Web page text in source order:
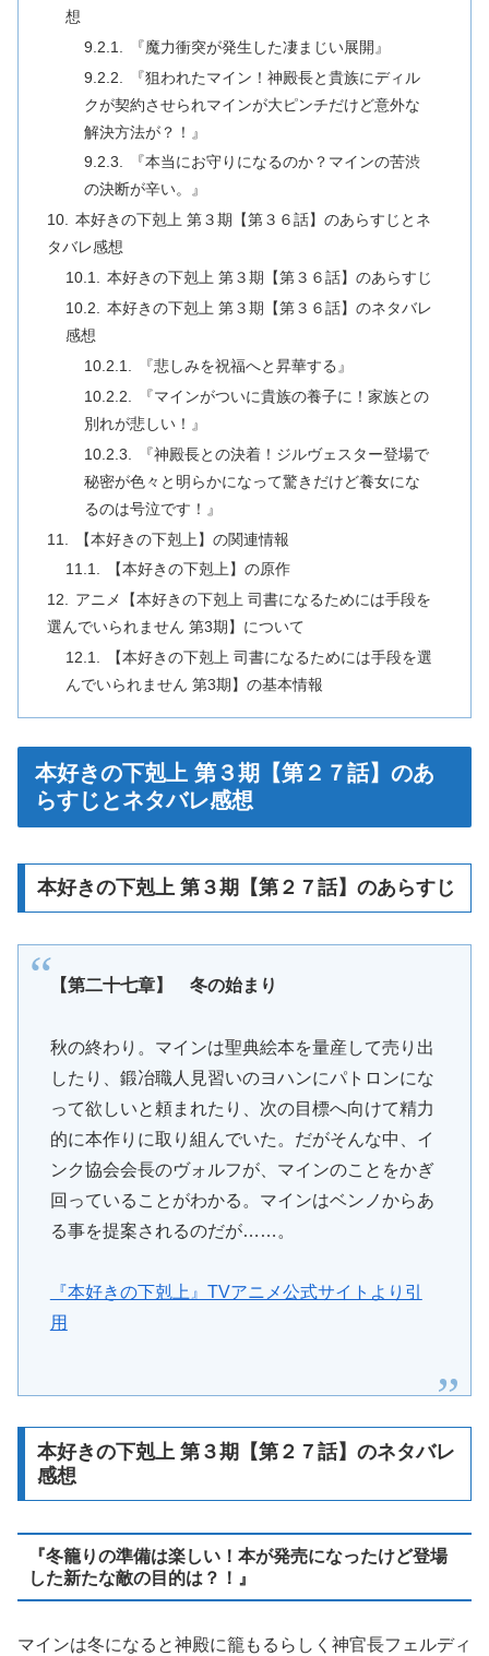
想
『魔力衝突が発生した凄まじい展開』
『狙われたマイン！神殿長と貴族にディル
クが契約させられマインが大ピンチだけど意外な
解決方法が？！』
『本当にお守りになるのか？マインの苦渋
の決断が辛い。』
本好きの下剋上 第３期【第３６話】のあらすじとネ
タバレ感想
本好きの下剋上 第３期【第３６話】のあらすじ
本好きの下剋上 第３期【第３６話】のネタバレ
感想
『悲しみを祝福へと昇華する』
『マインがついに貴族の養子に！家族との
別れが悲しい！』
『神殿長との決着！ジルヴェスター登場で
秘密が色々と明らかになって驚きだけど養女にな
るのは号泣です！』
【本好きの下剋上】の関連情報
【本好きの下剋上】の原作
アニメ【本好きの下剋上 司書になるためには手段を
選んでいられません 第3期】について
【本好きの下剋上 司書になるためには手段を選
んでいられません 第3期】の基本情報
本好きの下剋上 第３期【第２７話】のあ
らすじとネタバレ感想
本好きの下剋上 第３期【第２７話】のあらすじ
【第二十七章】 冬の始まり
秋の終わり。マインは聖典絵本を量産して売り出
したり、鍛冶職人見習いのヨハンにパトロンにな
って欲しいと頼まれたり、次の目標へ向けて精力
的に本作りに取り組んでいた。だがそんな中、イ
ンク協会会長のヴォルフが、マインのことをかぎ
回っていることがわかる。マインはベンノからあ
る事を提案されるのだが……。
『本好きの下剋上』TVアニメ公式サイトより引
用
本好きの下剋上 第３期【第２７話】のネタバレ
感想
『冬籠りの準備は楽しい！本が発売になったけど登場
した新たな敵の目的は？！』
マインは冬になると神殿に籠もるらしく神官長フェルディ